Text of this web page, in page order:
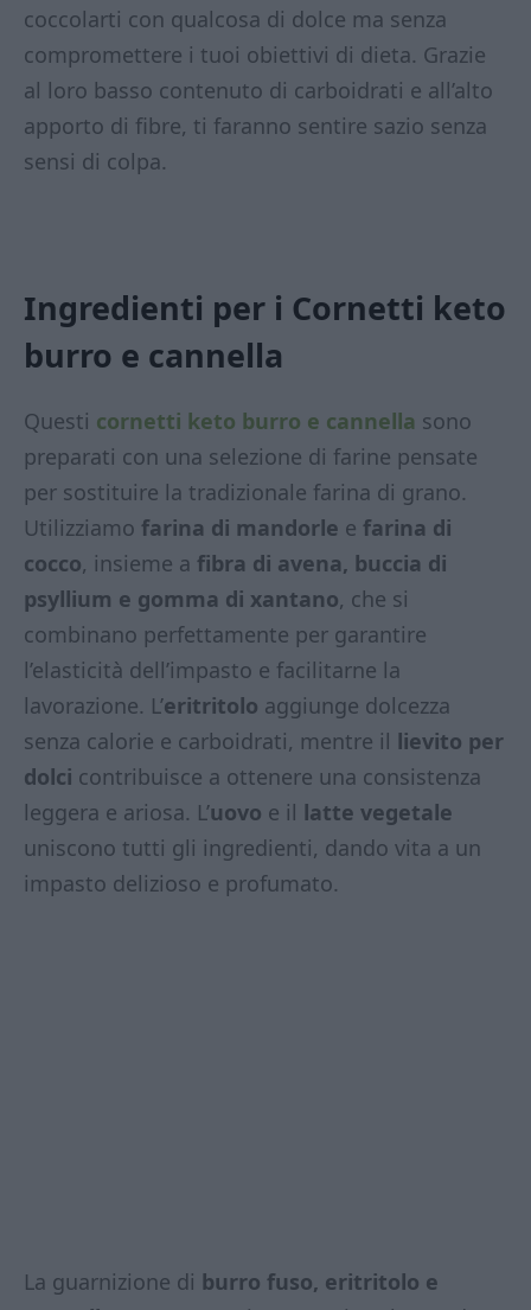
coccolarti con qualcosa di dolce ma senza
compromettere i tuoi obiettivi di dieta. Grazie
al loro basso contenuto di carboidrati e all’alto
apporto di fibre, ti faranno sentire sazio senza
sensi di colpa.
Ingredienti per i Cornetti keto
burro e cannella
Questi cornetti keto burro e cannella sono
preparati con una selezione di farine pensate
per sostituire la tradizionale farina di grano.
Utilizziamo farina di mandorle e farina di
cocco, insieme a fibra di avena, buccia di
psyllium e gomma di xantano, che si
combinano perfettamente per garantire
l’elasticità dell’impasto e facilitarne la
lavorazione. L’eritritolo aggiunge dolcezza
senza calorie e carboidrati, mentre il lievito per
dolci contribuisce a ottenere una consistenza
leggera e ariosa. L’uovo e il latte vegetale
uniscono tutti gli ingredienti, dando vita a un
impasto delizioso e profumato.
La guarnizione di burro fuso, eritritolo e